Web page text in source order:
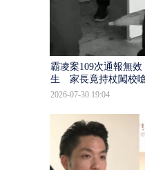
霸凌案109次通報無
生 家長竟持杖闖校
2026-07-30 19:04